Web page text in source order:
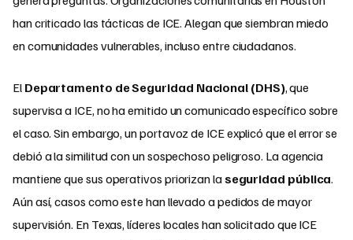
han criticado las tácticas de ICE. Alegan que siembran miedo
en comunidades vulnerables, incluso entre ciudadanos.
El Departamento de Seguridad Nacional (DHS), que
supervisa a ICE, no ha emitido un comunicado específico sobre
el caso. Sin embargo, un portavoz de ICE explicó que el error se
debió a la similitud con un sospechoso peligroso. La agencia
mantiene que sus operativos priorizan laseguridad pública.
Aún así, casos como este han llevado a pedidos de mayor
supervisión. En Texas, líderes locales han solicitado que ICE